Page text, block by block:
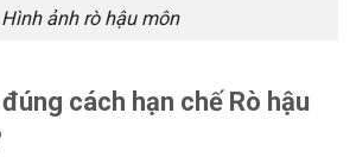
Hình ảnh rò hậu môn
cách hạn chế Rò hậu